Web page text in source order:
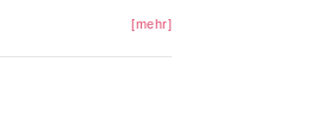
[mehr]